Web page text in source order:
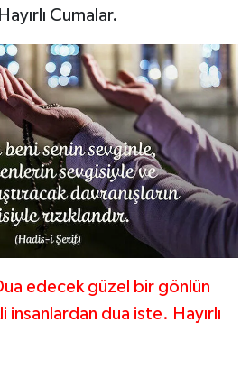
Cumalar.
edecek güzel bir gönlün
dua iste. Hayırlı